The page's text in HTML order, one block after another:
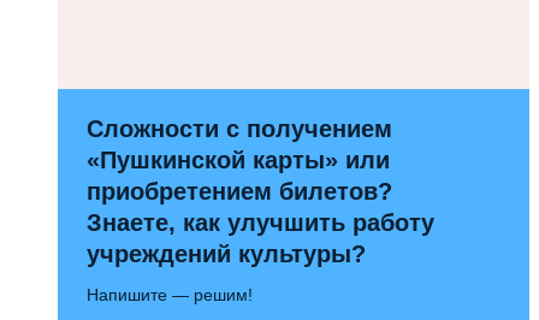
Сложности с получением
«Пушкинской карты» или
приобретением билетов?
Знаете, как улучшить работу
учреждений культуры?
Напишите — решим!